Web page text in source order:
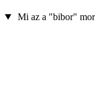
Mi az a "bibor"